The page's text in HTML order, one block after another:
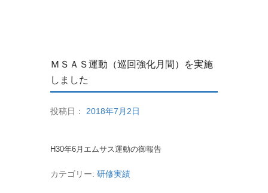
ＭＳＡＳ運動（巡回強化月間）を実施
しました
投稿日： 2018年7月2日
H30年6月エムサス運動の御報告
カテゴリー: 研修実績